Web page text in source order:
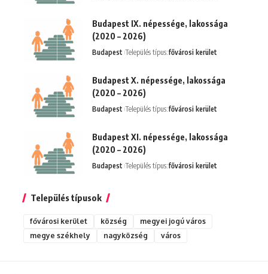
Budapest IX. népessége, lakossága
(2020 – 2026)
Budapest Település típus:fővárosi kerület
Budapest X. népessége, lakossága
(2020 – 2026)
Budapest Település típus:fővárosi kerület
Budapest XI. népessége, lakossága
(2020 – 2026)
Budapest Település típus:fővárosi kerület
Település típusok
fővárosi kerület község
megyei jogú város
megye székhely
nagyközség város